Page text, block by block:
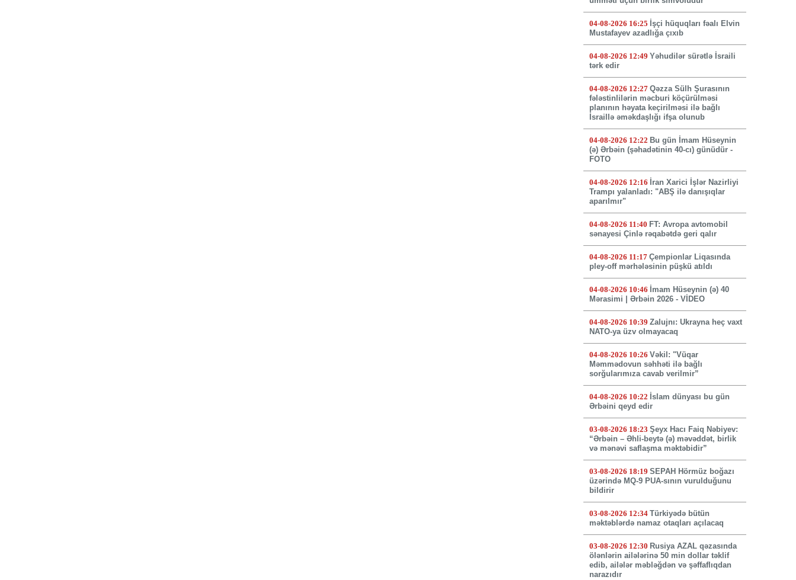
04-08-2026 16:25 İşçi hüquqları fəalı Elvin
Mustafayev azadlığa çıxıb
04-08-2026 12:49 Yəhudilər sürətlə İsraili
tərk edir
04-08-2026 12:27 Qəzza Sülh Şurasının
fələstinlilərin məcburi köçürülməsi
planının həyata keçirilməsi ilə bağlı
İsraillə əməkdaşlığı ifşa olunub
04-08-2026 12:22 Bu gün İmam Hüseynin
(ə) Ərbəin (şəhadətinin 40-cı) günüdür -
FOTO
04-08-2026 12:16 İran Xarici İşlər Nazirliyi
Trampı yalanladı: "ABŞ ilə danışıqlar
aparılmır"
04-08-2026 11:40 FT: Avropa avtomobil
sənayesi Çinlə rəqabətdə geri qalır
04-08-2026 11:17 Çempionlar Liqasında
pley-off mərhələsinin püşkü atıldı
04-08-2026 10:46 İmam Hüseynin (ə) 40
Mərasimi | Ərbəin 2026 - VİDEO
04-08-2026 10:39 Zalujnı: Ukrayna heç vaxt
NATO-ya üzv olmayacaq
04-08-2026 10:26 Vəkil: "Vüqar
Məmmədovun səhhəti ilə bağlı
sorğularımıza cavab verilmir”
04-08-2026 10:22 İslam dünyası bu gün
Ərbəini qeyd edir
03-08-2026 18:23 Şeyx Hacı Faiq Nəbiyev:
“Ərbəin – Əhli-beytə (ə) məvəddət, birlik
və mənəvi saflaşma məktəbidir”
03-08-2026 18:19 SEPAH Hörmüz boğazı
üzərində MQ-9 PUA-sının vurulduğunu
bildirir
03-08-2026 12:34 Türkiyədə bütün
məktəblərdə namaz otaqları açılacaq
03-08-2026 12:30 Rusiya AZAL qəzasında
ölənlərin ailələrinə 50 min dollar təklif
edib, ailələr məbləğdən və şəffaflıqdan
narazıdır